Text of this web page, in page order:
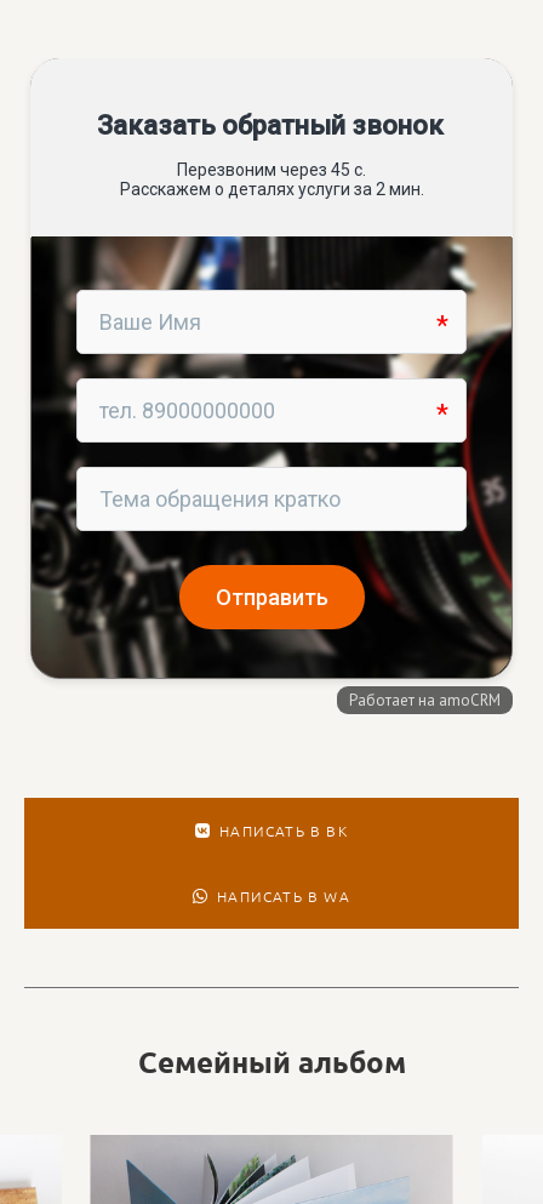
НАПИСАТЬ В ВК
НАПИСАТЬ В WA
Семейный альбом